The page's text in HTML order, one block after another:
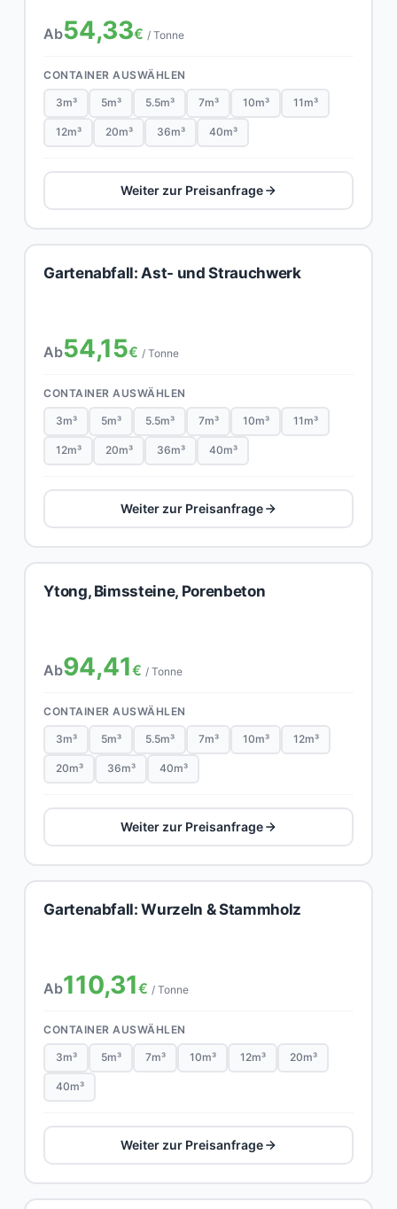
Ab54,33€ / Tonne
CONTAINER AUSWÄHLEN
3m³ 5m³ 5.5m³ 7m³ 10m³ 11m³
12m³ 20m³ 36m³ 40m³
Weiter zur Preisanfrage
Gartenabfall: Ast- und Strauchwerk
Ab54,15€ / Tonne
CONTAINER AUSWÄHLEN
3m³ 5m³ 5.5m³ 7m³ 10m³ 11m³
12m³ 20m³ 36m³ 40m³
Weiter zur Preisanfrage
Ytong, Bimssteine, Porenbeton
Ab94,41€ / Tonne
CONTAINER AUSWÄHLEN
3m³ 5m³ 5.5m³ 7m³ 10m³ 12m³
20m³ 36m³ 40m³
Weiter zur Preisanfrage
Gartenabfall: Wurzeln & Stammholz
Ab110,31€ / Tonne
CONTAINER AUSWÄHLEN
3m³ 5m³ 7m³ 10m³ 12m³ 20m³
40m³
Weiter zur Preisanfrage